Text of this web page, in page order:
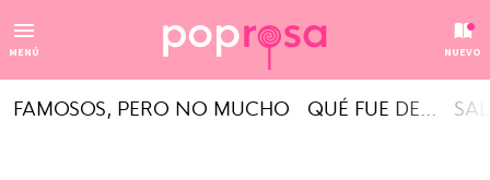
MENÚ NUEVO
FAMOSOS, PERO NO MUCHO QUÉ FUE DE...